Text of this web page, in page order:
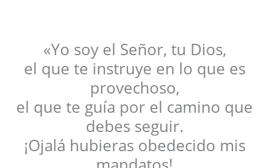
«Yo soy el Señor, tu Dios,
el que te instruye en lo que es
provechoso,
el que te guía por el camino que
debes seguir.
¡Ojalá hubieras obedecido mis